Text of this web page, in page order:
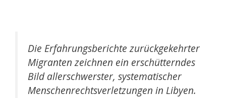
Die Erfahrungsberichte zurückgekehrter
Migranten zeichnen ein erschütterndes
Bild allerschwerster, systematischer
Menschenrechtsverletzungen in Libyen.